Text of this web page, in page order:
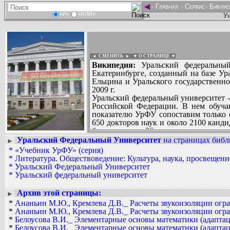
«И» «ИЛИ»
◄- Главная - Сервис-
◄ СМЕНИТЬ ► ▼ О СТРАНИЦЕ ▼
Википедия: Уральский
Екатеринбурге, созданный на базе
Ельцина и Уральского
2009 г.
Уральский федеральный
Российской Федерации. В нем
показателю УрФУ сопоставим
650 докторов наук и около 2100
бакалавриата, 26 направлениям
действуют 30 диссертационных
В июле 2013 года УрФУ вошел в
конкурса на вхождение в мировые
Ректор - кандидат исторических
области.
До начала 2013 года существовал
технических наук, профессор,
Вадим Ершов...
AAW, Dmitry7, Oleg, pohorsky,
СПИСОК НЕКОТОРЫХ
* Беляева З.В., Кудрявцев С.В. Расчет
► Уральский Федеральный Университет на страницах
* «Учебник УрФУ» (серия)
* Литература. Обществоведение: Культура, наука,
* Уральский Федеральный Университет
* Уральский федеральный университет
►
Архив этой страницы:
* Ананьин М.Ю., Кремлева Д.В._ Расчеты звукоизоляции
* Ананьин М.Ю., Кремлева Д.В._ Расчеты звукоизоляции
* Белоусова В.И._ Элементарные основы математики
* Белоусова В.И._ Элементарные основы математики